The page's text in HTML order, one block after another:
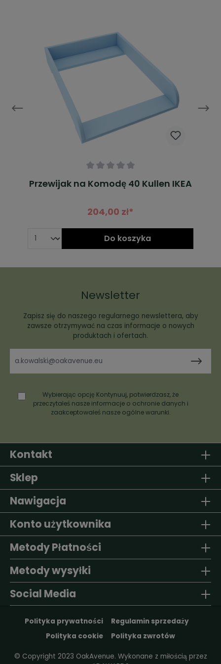
Przewijak na Komodę 40 Kullen IKEA
204,00 zł*
Do koszyka
Newsletter
Zapisz się do naszego regularnego newslettera, aby
zawsze otrzymywać na czas informacje o nowych
produktach i ofertach.
Wybierając opcję Kontynuuj, potwierdzasz, że
przeczytałeś nasze informacje o ochronie danych i
zaakceptowałeś nasze ogólne warunki.
Kontakt
Sklep
Nawigacja
Konto użytkownika
Metody Płatności
Metody wysyłki
Social Media
Polityka prywatności
Regulamin sprzedaży
Polityka cookie
Polityka zwrotów
© Copyright 2023 OakAvenue. Wykonane z miłością przez